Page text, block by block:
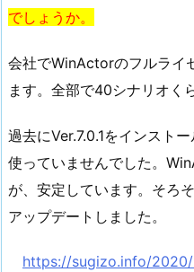
でしょうか。
会社でWinActorのフルライ
ます。全部で40シナリオく
過去にVer.7.0.1をインスト
使っていませんでした。
が、安定しています。そろ
アップデートしました。
https://sugizo.info/